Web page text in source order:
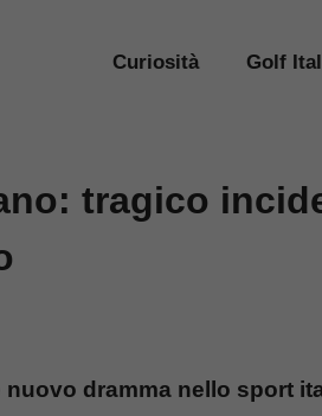
Curiosità Golf
tragico
dramma nello sport